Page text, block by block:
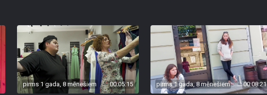
pirms 1 gada, 8 mēnešiem 00:05:15 pirms 1 gada, 8 mēnešiem 00:08:21